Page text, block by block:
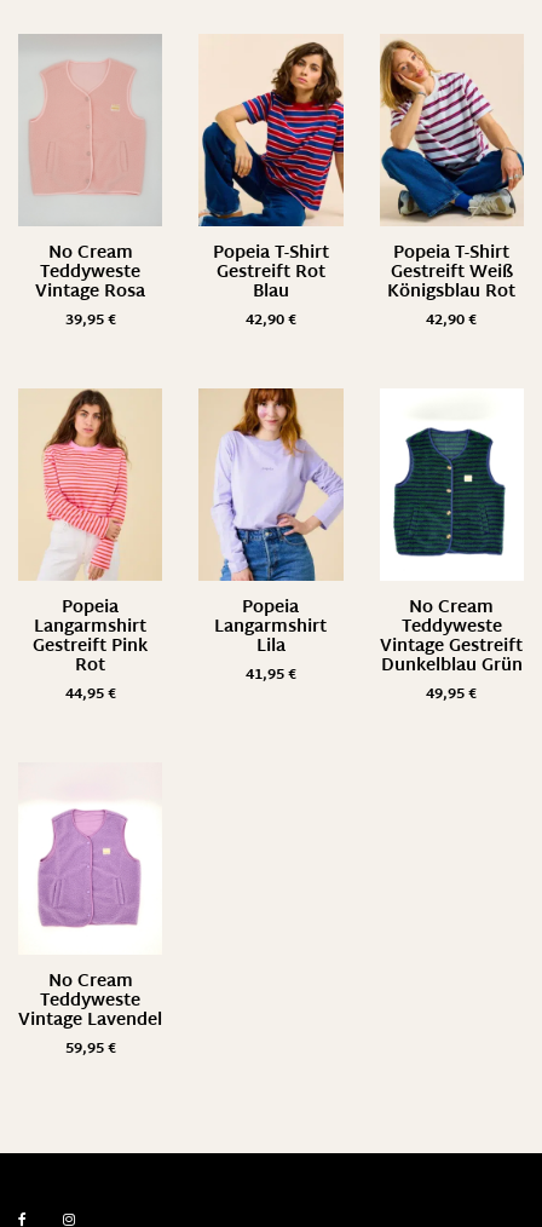
No Cream
Teddyweste
Vintage Rosa
39,95€
Popeia T-Shirt
Gestreift Rot
Blau
42,90€
Popeia T-Shirt
Gestreift Weiß
Königsblau Rot
42,90€
Popeia
Langarmshirt
Gestreift Pink
Rot
44,95€
Popeia
Langarmshirt
Lila
41,95€
No Cream
Teddyweste
Vintage Gestreift
Dunkelblau Grün
49,95€
No Cream
Teddyweste
Vintage Lavendel
59,95€